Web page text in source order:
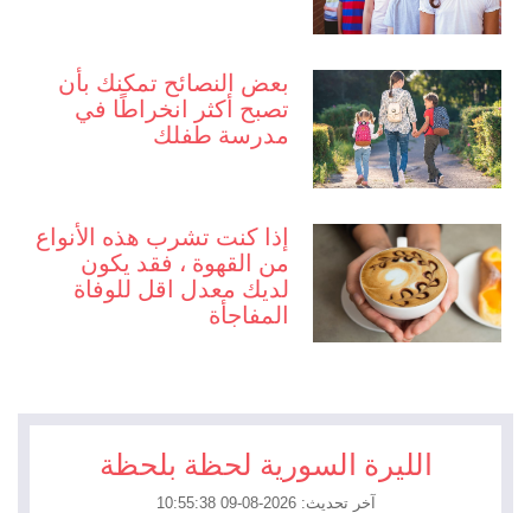
بعض النصائح تمكنك بأن
تصبح أكثر انخراطًا في
مدرسة طفلك
إذا كنت تشرب هذه الأنواع
من القهوة ، فقد يكون
لديك معدل اقل للوفاة
المفاجأة
الليرة السورية لحظة بلحظة
آخر تحديث: 2026-08-09 10:55:38